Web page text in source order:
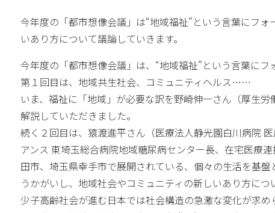
今年度の「都市想像会議」は“地域福祉”という言葉にフ
いあり方について議論していきます。
今年度の「都市想像会議」は、“地域福祉”という言葉にフ
第１回目は、地域共生社会、コミュニティヘルス……
いま、福祉に「地域」が必要な訳を野崎伸一さん（厚生
解説していただきました。
続く２回目は、猿渡進平さん（医療法人静光園白川病院
アンス 東埼玉総合病院地域糖尿病センター長、在宅医療
田市、埼玉県幸手市で展開されている、個々の生活を基
うかがいし、地域社会やコミュニティの新しいあり方につ
少子高齢社会が進む日本では社会構造の急激な変化が求め